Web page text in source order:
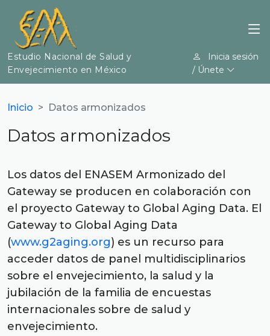
Estudio Nacional de Salud y
Envejecimiento en México
Inicia sesión
/ Únete
Inicio Datos armonizados
Datos armonizados
Los datos del ENASEM Armonizado del
Gateway se producen en colaboración con
el proyecto Gateway to Global Aging Data. El
Gateway to Global Aging Data
(www.g2aging.org) es un recurso para
acceder datos de panel multidisciplinarios
sobre el envejecimiento, la salud y la
jubilación de la familia de encuestas
internacionales sobre de salud y
envejecimiento.